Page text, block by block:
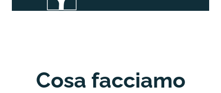
Cosa facciamo